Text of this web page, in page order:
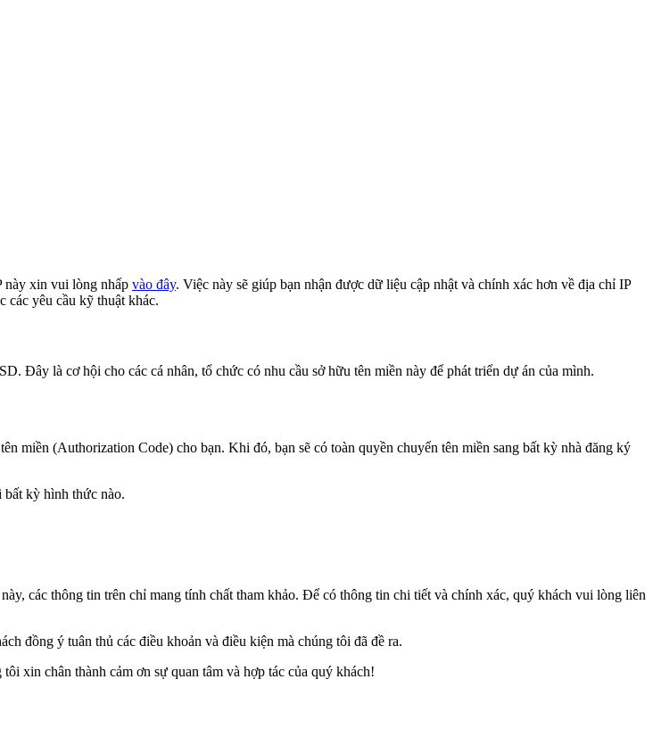
này xin vui lòng nhấp vào đây. Việc này sẽ giúp bạn nhận được dữ liệu cập nhật và chính xác hơn về địa chỉ IP
các yêu cầu kỹ thuật khác.
. Đây là cơ hội cho các cá nhân, tổ chức có nhu cầu sở hữu tên miền này để phát triển dự án của mình.
miền (Authorization Code) cho bạn. Khi đó, bạn sẽ có toàn quyền chuyển tên miền sang bất kỳ nhà đăng ký
bất kỳ hình thức nào.
các thông tin trên chỉ mang tính chất tham khảo. Để có thông tin chi tiết và chính xác, quý khách vui lòng liên
đồng ý tuân thủ các điều khoản và điều kiện mà chúng tôi đã đề ra.
tôi xin chân thành cảm ơn sự quan tâm và hợp tác của quý khách!